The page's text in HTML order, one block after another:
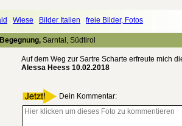
Wiese Bilder Italien freie Bilder, Fotos
Sarntal, Südtirol
Auf dem Weg zur Sartre Scharte erfreute mich
Alessa Heess 10.02.2018
Dein Kommentar: